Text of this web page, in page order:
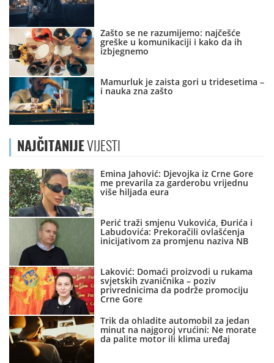
Zašto se ne razumijemo: najčešće
greške u komunikaciji i kako da ih
izbjegnemo
Mamurluk je zaista gori u tridesetima –
i nauka zna zašto
NAJČITANIJEVIJESTI
Emina Jahović: Djevojka iz Crne Gore
me prevarila za garderobu vrijednu
više hiljada eura
Perić traži smjenu Vukovića, Đurića i
Labudovića: Prekoračili ovlašćenja
inicijativom za promjenu naziva NB
Laković: Domaći proizvodi u rukama
svjetskih zvaničnika – poziv
privrednicima da podrže promociju
Crne Gore
Trik da ohladite automobil za jedan
minut na najgoroj vrućini: Ne morate
da palite motor ili klima uređaj